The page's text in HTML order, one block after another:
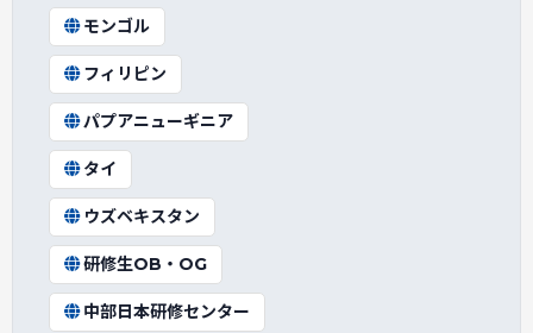
モンゴル
フィリピン
パプアニューギニア
タイ
ウズベキスタン
研修生OB・OG
中部日本研修センター